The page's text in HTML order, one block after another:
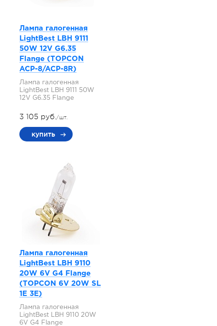
Лампа галогенная
LightBest LBH 9111
50W 12V G6.35
Flange (TOPCON
ACP-8/ACP-8R)
Лампа галогенная
LightBest LBH 9111 50W
12V G6.35 Flange
3 105 руб./шт.
купить
Лампа галогенная
LightBest LBH 9110
20W 6V G4 Flange
(TOPCON 6V 20W SL
1E 3E)
Лампа галогенная
LightBest LBH 9110 20W
6V G4 Flange